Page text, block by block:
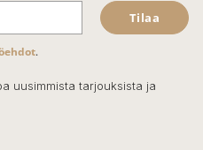
Tilaa
.
uusimmista tarjouksista ja